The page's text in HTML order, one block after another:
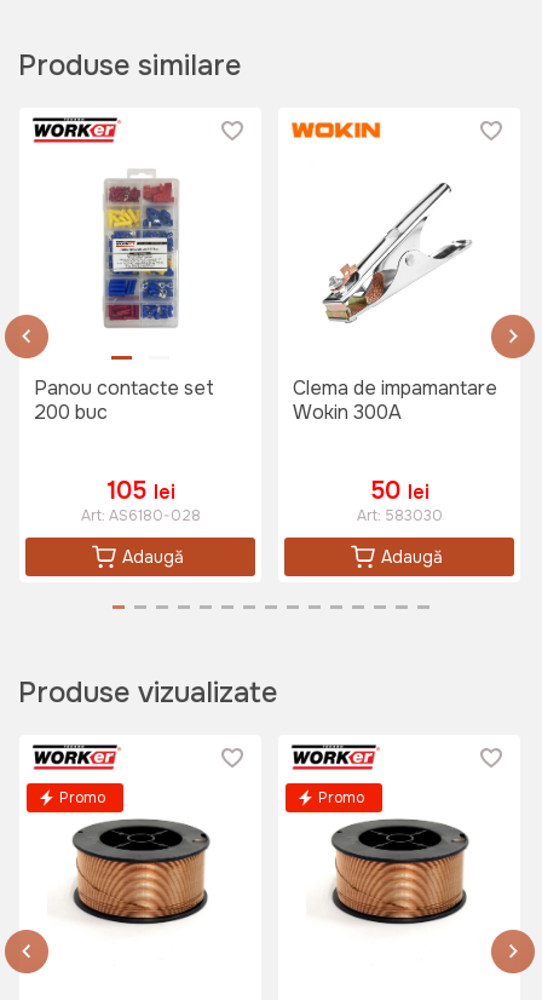
Produse similare
Panou contacte set
200 buc
105 lei
Art: AS6180-028
Adaugă
Clema de impamantare
Wokin 300A
50 lei
Art: 583030
Adaugă
Produse vizualizate
Promo Promo